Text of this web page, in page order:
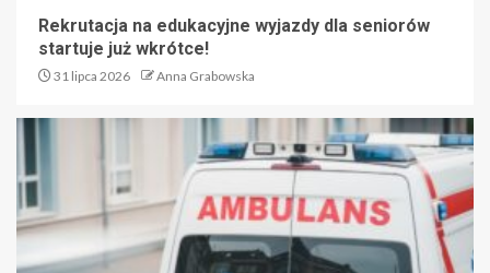
Rekrutacja na edukacyjne wyjazdy dla seniorów
startuje już wkrótce!
31 lipca 2026 Anna Grabowska